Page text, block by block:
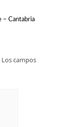
– Cantabria
Los campos